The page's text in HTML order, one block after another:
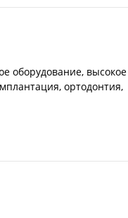
оборудование, высокое
ортодонтия,